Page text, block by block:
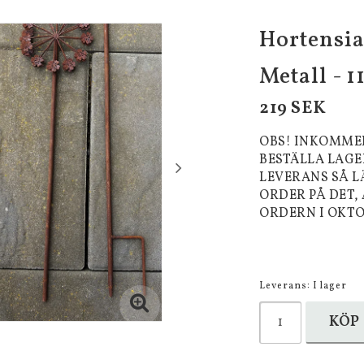
Metall -
219 SEK
OBS!
BESTÄLLA
LEVERANS SÅ
ORDER PÅ
ORDERN I
Leverans: I lager
KÖP